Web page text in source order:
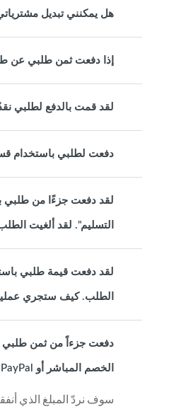
هل يمكنني تبديل
إذا دفعت ثمن طلبي عن
لقد قمت بالدفع لطلبي
دفعت لطلبي باستخدام
لقد دفعت جزءًا من طلبي
التسليم". لقد ألغيت
الطلب. كيف ستجري عملية
دفعت جزءاً من ثمن طلبي
الخصم المباشر أو PayPal أو "تابي"، ثم ألغيت الطلب قبل إرساله. كيف ستتم معالجة استرداد الأموال؟
سوف نردّ المبلغ الذي